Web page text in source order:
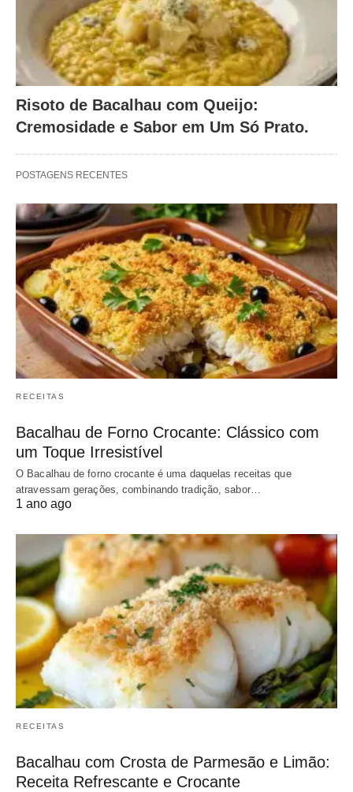
Risoto de Bacalhau com Queijo:
Cremosidade e Sabor em Um Só Prato.
POSTAGENS RECENTES
RECEITAS
Bacalhau de Forno Crocante: Clássico com
um Toque Irresistível
O Bacalhau de forno crocante é uma daquelas receitas que
atravessam gerações, combinando tradição, sabor…
1 ano ago
RECEITAS
Bacalhau com Crosta de Parmesão e Limão:
Receita Refrescante e Crocante